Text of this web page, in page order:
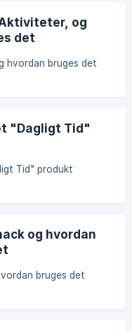
og
det
hvordan bruges det
"Dagligt Tid"
Tid" produkt
og hvordan
bruges det